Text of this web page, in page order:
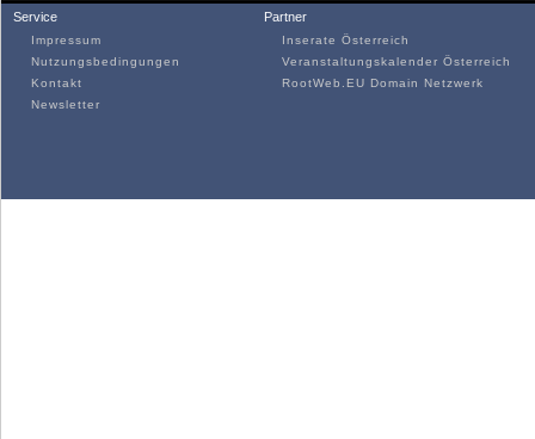
Service
Impressum
Nutzungsbedingungen
Kontakt
Newsletter
Partner
Inserate Österreich
Veranstaltungskalender Österreich
RootWeb.EU Domain Netzwerk